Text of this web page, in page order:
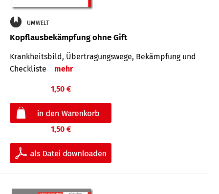
UMWELT
Kopflausbekämpfung ohne Gift
Krankheits­bild, Übertra­gungs­wege, Bekämpfung und
Check­liste
mehr
1,50 €
1,50 €